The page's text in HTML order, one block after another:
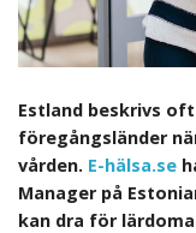
Estland beskrivs
föregångsländer
vården. E-hälsa.se
Manager på
kan dra för